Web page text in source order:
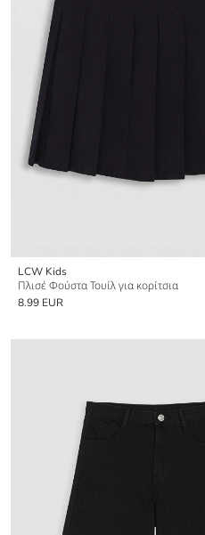
LCW Kids
Πλισέ Φούστα Τουίλ για κορίτσια
8.99 EUR